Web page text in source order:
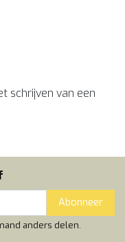
schrijven van een
Abonneer
anders delen.